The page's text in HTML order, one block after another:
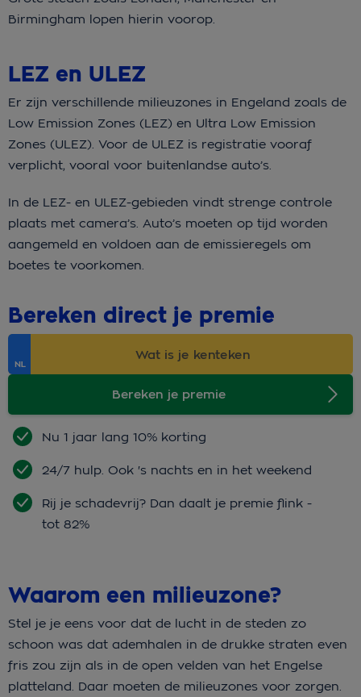
Birmingham lopen hierin voorop.
LEZ en ULEZ
Er zijn verschillende milieuzones in Engeland zoals de
Low Emission Zones (LEZ) en Ultra Low Emission
Zones (ULEZ). Voor de ULEZ is registratie vooraf
verplicht, vooral voor buitenlandse auto’s.
In de LEZ- en ULEZ-gebieden vindt strenge controle
plaats met camera’s. Auto’s moeten op tijd worden
aangemeld en voldoen aan de emissieregels om
boetes te voorkomen.
Bereken direct je premie
Bereken je premie
Nu 1 jaar lang 10% korting
24/7 hulp. Ook 's nachts en in het weekend
Rij je schadevrij? Dan daalt je premie flink -
tot 82%
Waarom een milieuzone?
Stel je je eens voor dat de lucht in de steden zo
schoon was dat ademhalen in de drukke straten even
fris zou zijn als in de open velden van het Engelse
platteland. Daar moeten de milieuzones voor zorgen.